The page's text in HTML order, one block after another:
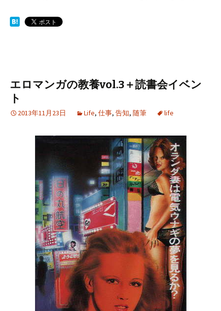
エロマンガの教養vol.3＋読書会イベン
ト
2013年11月23日 Life, 仕事, 告知, 随筆 life